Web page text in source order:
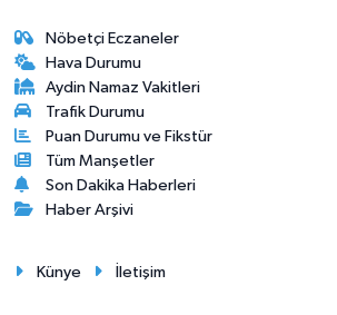
Nöbetçi Eczaneler
Hava Durumu
Aydin Namaz Vakitleri
Trafik Durumu
Puan Durumu ve Fikstür
Tüm Manşetler
Son Dakika Haberleri
Haber Arşivi
Künye İletişim